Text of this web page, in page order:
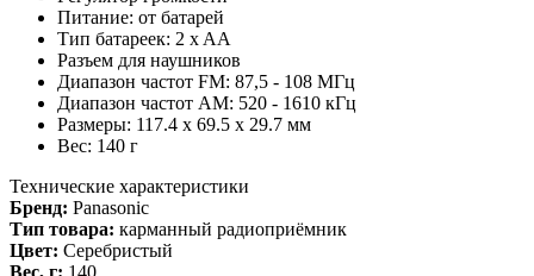
Питание: от батарей
Тип батареек: 2 x AA
Разъем для наушников
Диапазон частот FM: 87,5 - 108 МГц
Диапазон частот AM: 520 - 1610 кГц
Размеры: 117.4 x 69.5 x 29.7 мм
Вес: 140 г
Технические характеристики
Бренд: Panasonic
Тип товара: карманный радиоприёмник
Цвет: Серебристый
Вес, г: 140